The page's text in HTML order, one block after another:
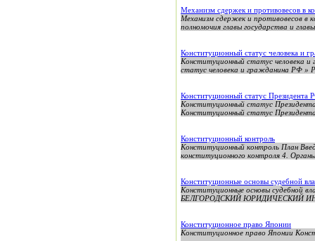
Механизм сдержек и противовесов в
Механизм сдержек и противовесов
полномочия главы государства и
Конституционный статус человека и
Конституционный статус человека
статус человека и гражданина РФ »
Конституционный статус Президента
Конституционный статус
Конституционный статус
Конституционный контроль
Конституционный контроль План
конституционного контроля 4.
Конституционные основы судебной
Конституционные основы
БЕЛГОРОДСКИЙ ЮРИДИЧЕСКИЙ
Конституционное право Японии
Конституционное право Японии